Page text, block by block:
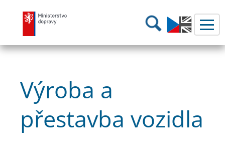
Ministerstvo dopravy Hledání
Výroba a
přestavba vozidla